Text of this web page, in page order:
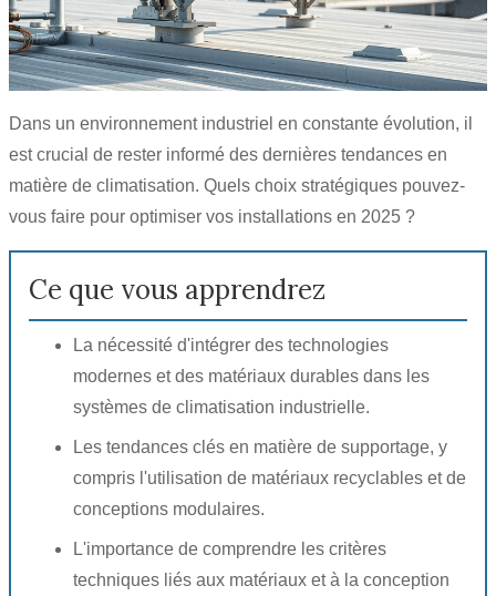
Dans un environnement industriel en constante évolution, il
est crucial de rester informé des dernières tendances en
matière de climatisation. Quels choix stratégiques pouvez-
vous faire pour optimiser vos installations en 2025 ?
Ce que vous apprendrez
La nécessité d'intégrer des technologies
modernes et des matériaux durables dans les
systèmes de climatisation industrielle.
Les tendances clés en matière de supportage, y
compris l'utilisation de matériaux recyclables et de
conceptions modulaires.
L'importance de comprendre les critères
techniques liés aux matériaux et à la conception